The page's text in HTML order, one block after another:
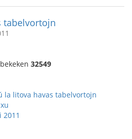
tabelvortojn
32549
la litova havas tabelvortojn
2011